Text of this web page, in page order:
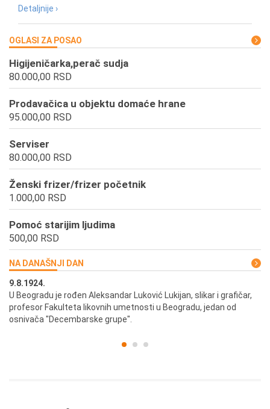
Detaljnije ›
OGLASI ZA POSAO
Higijeničarka,perač sudja
80.000,00 RSD
Prodavačica u objektu domaće hrane
95.000,00 RSD
Serviser
80.000,00 RSD
Ženski frizer/frizer početnik
1.000,00 RSD
Pomoć starijim ljudima
500,00 RSD
NA DANAŠNJI DAN
9.8.1924.
U Beogradu je rođen Aleksandar Luković Lukijan, slikar i grafičar,
profesor Fakulteta likovnih umetnosti u Beogradu, jedan od
osnivača "Decembarske grupe".